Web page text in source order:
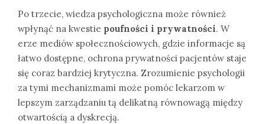
Po trzecie, wiedza psychologiczna może również
wpłynąć na kwestie poufności i prywatności. W
erze mediów społecznościowych, gdzie informacje są
łatwo dostępne, ochrona prywatności pacjentów staje
się coraz bardziej krytyczna. Zrozumienie psychologii
za tymi mechanizmami może pomóc lekarzom w
lepszym zarządzaniu tą delikatną równowagą między
otwartością a dyskrecją.